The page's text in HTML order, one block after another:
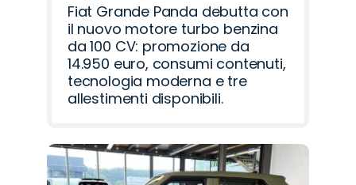
Fiat Grande Panda debutta con
il nuovo motore turbo benzina
da 100 CV: promozione da
14.950 euro, consumi contenuti,
tecnologia moderna e tre
allestimenti disponibili.